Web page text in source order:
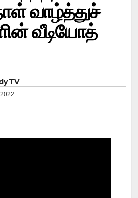
வாழ்த்துச்
வீடியோத்
TV